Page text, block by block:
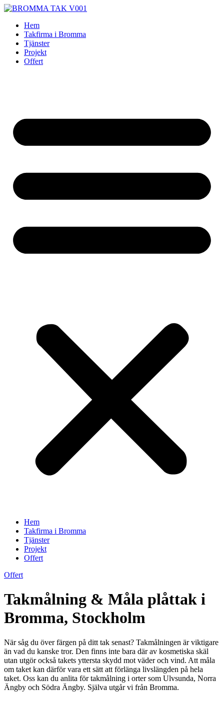
Skip
contentHem
Takfirma i Bromma
Tjänster
Projekt
Offert
Hem
Takfirma i Bromma
Tjänster
Projekt
Offert
Offert
Takmålning & Måla plåttak i
Bromma, Stockholm
När såg du över färgen på ditt tak senast? Takmålningen är viktigare
än vad du kanske tror. Den finns inte bara där av kosmetiska skäl
utan utgör också takets yttersta skydd mot väder och vind. Att måla
om taket kan därför vara ett sätt att förlänga livslängden på hela
taket. Oss kan du anlita för takmålning i orter som Ulvsunda, Norra
Ängby och Södra Ängby. Själva utgår vi från Bromma.